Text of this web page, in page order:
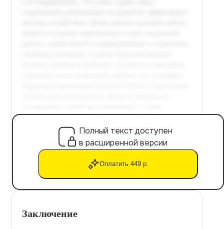
Полный текст доступен
в расширенной версии
Оплатить 449 р.
Заключение